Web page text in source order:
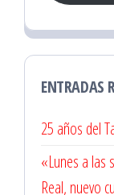
ENTRADAS
25 años del
«Lunes a las
Real, nuevo